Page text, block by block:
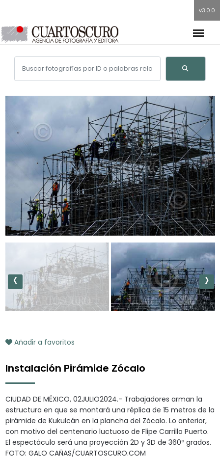
v3.0.0
‹ ›
Añadir a favoritos
Instalación Pirámide Zócalo
CIUDAD DE MÉXICO, 02JULIO2024.- Trabajadores arman la
estructura en que se montará una réplica de 15 metros de la
pirámide de Kukulcán en la plancha del Zócalo. Lo anterior,
con motivo del centenario luctuoso de Flipe Carrillo Puerto.
El espectáculo será una proyección 2D y 3D de 360º grados.
FOTO: GALO CAÑAS/CUARTOSCURO.COM